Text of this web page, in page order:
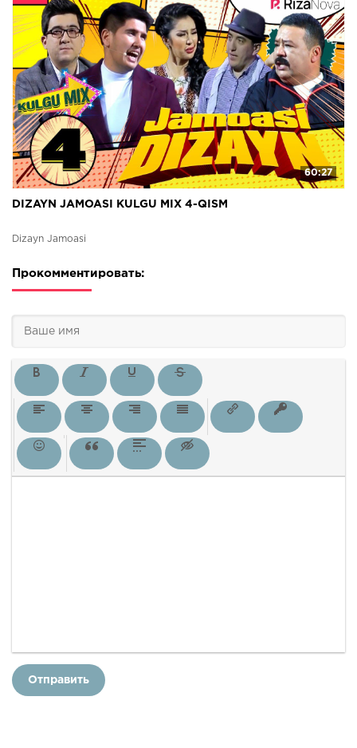
60:27
DIZAYN JAMOASI KULGU MIX 4-QISM
Dizayn Jamoasi
Прокомментировать:
Отправить